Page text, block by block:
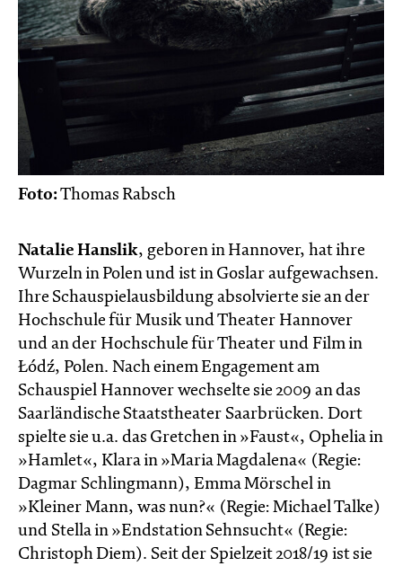
Foto:Thomas Rabsch
Natalie Hanslik, geboren in Hannover, hat ihre
Wurzeln in Polen und ist in Goslar aufgewachsen.
Ihre Schauspielausbildung absolvierte sie an der
Hochschule für Musik und Theater Hannover
und an der Hochschule für Theater und Film in
Łódź, Polen. Nach einem Engagement am
Schauspiel Hannover wechselte sie 2009 an das
Saarländische Staatstheater Saarbrücken. Dort
spielte sie u.a. das Gretchen in »Faust«, Ophelia in
»Hamlet«, Klara in »Maria Magdalena« (Regie:
Dagmar Schlingmann), Emma Mörschel in
»Kleiner Mann, was nun?« (Regie: Michael Talke)
und Stella in »Endstation Sehnsucht« (Regie:
Christoph Diem). Seit der Spielzeit 2018/19 ist sie